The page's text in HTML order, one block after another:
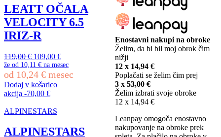
Enostavni nakupi na obroke
Želim, da bi bil moj obrok čim
nižji
12 x 14,94 €
Poplačati se želim čim prej
3 x 53,00 €
Želim izbrati svoje obroke
12 x 14,94 €
Leanpay omogoča enostavno
nakupovanje na obroke prek
različic.
Možnosti
lahko
izberete
na
izdelka
LEATT OČALA
VELOCITY 6.5
IRIZ-R
119,00€ Izvirna
cena
je
bila:
119,00 €.
109,00 €Trenutna
cena
je:
že od 10,11 € na mesec
od 10,24 € mesec
Dodaj v košarico
akcija -70,00 €
ALPINESTARS
ALPINESTARS